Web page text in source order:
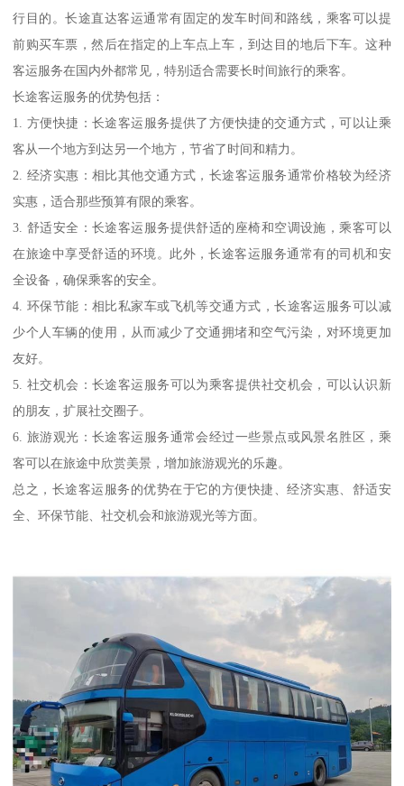
行目的。长途直达客运通常有固定的发车时间和路线，乘客可以提
前购买车票，然后在指定的上车点上车，到达目的地后下车。这种
客运服务在国内外都常见，特别适合需要长时间旅行的乘客。
长途客运服务的优势包括：
1. 方便快捷：长途客运服务提供了方便快捷的交通方式，可以让乘
客从一个地方到达另一个地方，节省了时间和精力。
2. 经济实惠：相比其他交通方式，长途客运服务通常价格较为经济
实惠，适合那些预算有限的乘客。
3. 舒适安全：长途客运服务提供舒适的座椅和空调设施，乘客可以
在旅途中享受舒适的环境。此外，长途客运服务通常有的司机和安
全设备，确保乘客的安全。
4. 环保节能：相比私家车或飞机等交通方式，长途客运服务可以减
少个人车辆的使用，从而减少了交通拥堵和空气污染，对环境更加
友好。
5. 社交机会：长途客运服务可以为乘客提供社交机会，可以认识新
的朋友，扩展社交圈子。
6. 旅游观光：长途客运服务通常会经过一些景点或风景名胜区，乘
客可以在旅途中欣赏美景，增加旅游观光的乐趣。
总之，长途客运服务的优势在于它的方便快捷、经济实惠、舒适安
全、环保节能、社交机会和旅游观光等方面。